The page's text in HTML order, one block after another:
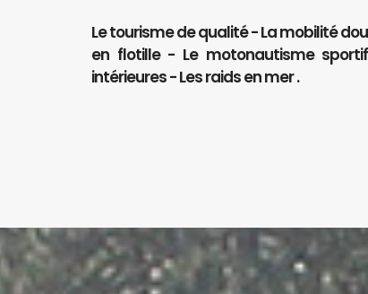
Le tourisme de qualité - La mobilité
en flotille - Le motonautisme
intérieures - Les raids en mer .